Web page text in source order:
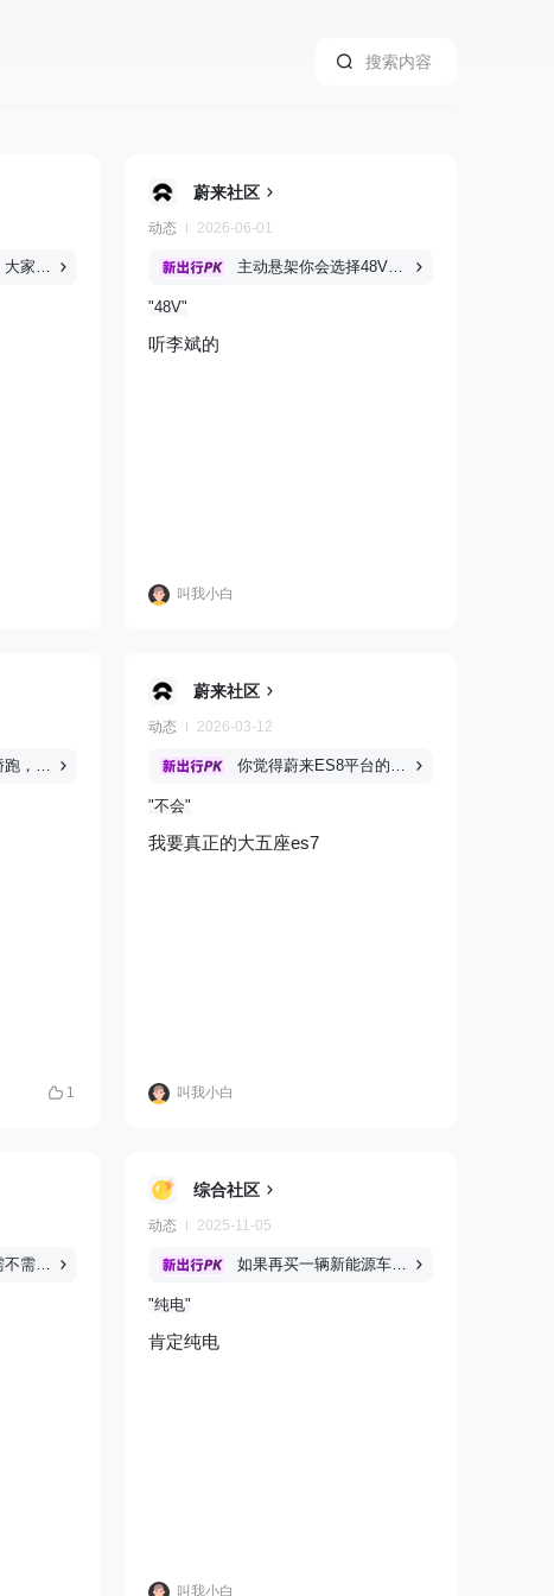
蔚来社区
动态 2026-06-01
48V
听李斌的
叫我小白
1
蔚来社区
动态 2026-03-12
不会
我要真正的大五座es7
叫我小白
综合社区
动态 2025-11-05
纯电
肯定纯电
叫我小白